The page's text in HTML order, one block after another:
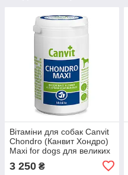
Вітаміни для собак Canvit
Chondro (Канвит Хондро)
Maxi for dogs для великих
рухливості, 1 кг
3 250 ₴